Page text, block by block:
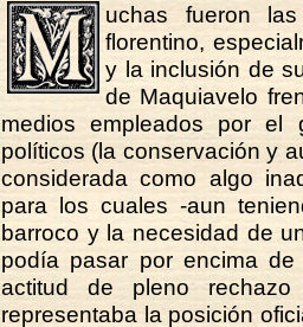
uchas fueron
florentino,
y la inclusión de
de Maquiavelo
medios empleados por el
políticos (la conservación y
considerada como algo
para los cuales -aun
barroco y la necesidad de
podía pasar por encima
actitud de pleno
representaba la posición